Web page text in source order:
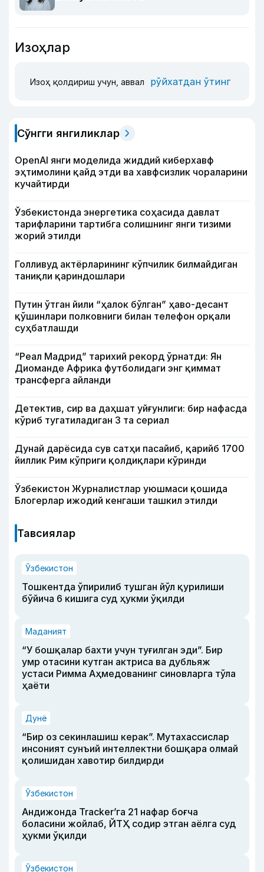
Изоҳлар
Изоҳ қолдириш учун, аввал рўйхатдан ўтинг
Сўнгги янгиликлар
OpenAI янги моделида жиддий киберхавф
эҳтимолини қайд этди ва хавфсизлик чораларини
кучайтирди
Ўзбекистонда энергетика соҳасида давлат
тарифларини тартибга солишнинг янги тизими
жорий этилди
Голливуд актёрларининг кўпчилик билмайдиган
таниқли қариндошлари
Путин ўтган йили “ҳалок бўлган” ҳаво-десант
қўшинлари полковниги билан телефон орқали
суҳбатлашди
“Реал Мадрид” тарихий рекорд ўрнатди: Ян
Диоманде Африка футболидаги энг қиммат
трансферга айланди
Детектив, сир ва даҳшат уйғунлиги: бир нафасда
кўриб тугатиладиган 3 та сериал
Дунай дарёсида сув сатҳи пасайиб, қарийб 1700
йиллик Рим кўприги қолдиқлари кўринди
Ўзбекистон Журналистлар уюшмаси қошида
Блогерлар ижодий кенгаши ташкил этилди
Тавсиялар
Ўзбекистон
Тошкентда ўпирилиб тушган йўл қурилиши
бўйича 6 кишига суд ҳукми ўқилди
Маданият
“У бошқалар бахти учун туғилган эди”. Бир
умр отасини кутган актриса ва дубльяж
устаси Римма Аҳмедованинг синовларга тўла
ҳаёти
Дунё
“Бир оз секинлашиш керак”. Мутахассислар
инсоният сунъий интеллектни бошқара олмай
қолишидан хавотир билдирди
Ўзбекистон
Андижонда Tracker’га 21 нафар боғча
боласини жойлаб, ЙТҲ содир этган аёлга суд
ҳукми ўқилди
Ўзбекистон